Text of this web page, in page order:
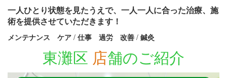
一人ひとり状態を見たうえで、一人一人に合った治療、施
術を提供させていただきます！
メンテナンス ケア / 仕事 過労 改善 / 鍼灸
東灘区 店舗のご紹介